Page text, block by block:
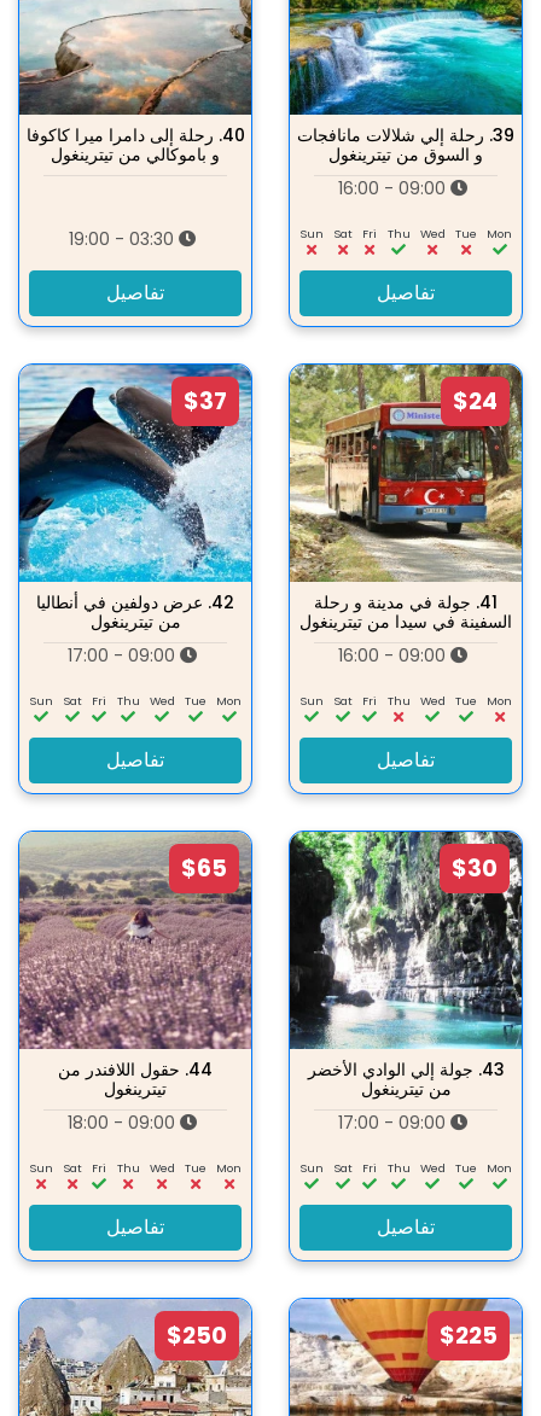
39. رحلة إلي شلالات مانافجات
و السوق من تيترينغول
Mon
Tue
Wed
Thu
Fri
Sat
Sun
تفاصيل
40. رحلة إلى دامرا ميرا كاكوفا
و باموكالي من تيترينغول
تفاصيل
$24
41. جولة في مدينة و رحلة
السفينة في سيدا من تيترينغول
Mon
Tue
Wed
Thu
Fri
Sat
Sun
تفاصيل
$37
42. عرض دولفين في أنطاليا
من تيترينغول
Mon
Tue
Wed
Thu
Fri
Sat
Sun
تفاصيل
$30
43. جولة إلي الوادي الأخضر
من تيترينغول
Mon
Tue
Wed
Thu
Fri
Sat
Sun
تفاصيل
$65
44. حقول اللافندر من
تيترينغول
Mon
Tue
Wed
Thu
Fri
Sat
Sun
تفاصيل
$225
$250